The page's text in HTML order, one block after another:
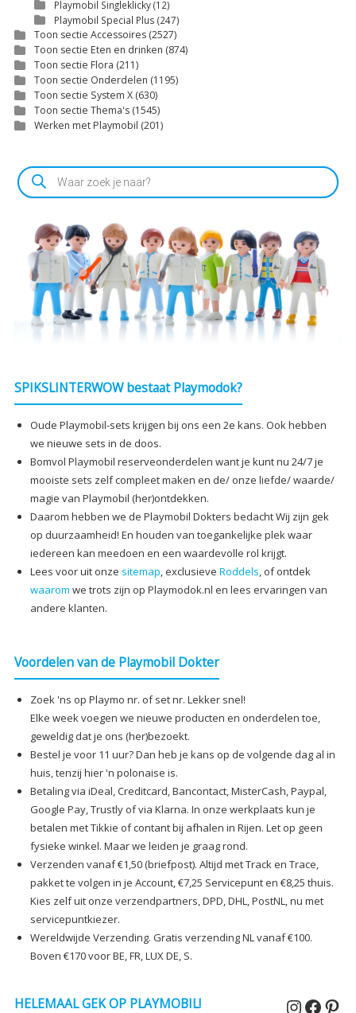
Playmobil Singleklicky(12)
Playmobil Special Plus (247)
Toon sectie Accessoires (2527)
Toon sectie Eten en drinken (874)
Toon sectie Flora (211)
Toon sectie Onderdelen (1195)
Toon sectie System X (630)
Toon sectie Thema's (1545)
Werken met Playmobil (201)
Producten
zoeken
SPIKSLINTERWOW bestaat Playmodok?
Oude Playmobil-sets krijgen bij ons een 2e kans. Ook hebben
we nieuwe sets in de doos.
Bomvol Playmobil reserveonderdelen want je kunt nu 24/7 je
mooiste sets zelf compleet maken en de/ onze liefde/ waarde/
magie van Playmobil (her)ontdekken.
Daarom hebben we de Playmobil Dokters bedacht Wij zijn gek
op duurzaamheid! En houden van toegankelijke plek waar
iedereen kan meedoen en een waardevolle rol krijgt.
Lees voor uit onze sitemap, exclusieve Roddels, of ontdek
waarom we trots zijn op Playmodok.nl en lees ervaringen van
andere klanten.
Voordelen van de Playmobil Dokter
Zoek 'ns op Playmo nr. of set nr. Lekker snel!
Elke week voegen we nieuwe producten en onderdelen toe,
geweldig dat je ons (her)bezoekt.
Bestel je voor 11 uur? Dan heb je kans op de volgende dag al in
huis, tenzij hier 'n polonaise is.
Betaling via iDeal, Creditcard, Bancontact, MisterCash, Paypal,
Google Pay, Trustly of via Klarna. In onze werkplaats kun je
betalen met Tikkie of contant bij afhalen in Rijen. Let op geen
fysieke winkel. Maar we leiden je graag rond.
Verzenden vanaf €1,50 (briefpost). Altijd met Track en Trace,
pakket te volgen in je Account, €7,25 Servicepunt en €8,25 thuis.
Kies zelf uit onze verzendpartners, DPD, DHL, PostNL, nu met
servicepuntkiezer.
Wereldwijde Verzending. Gratis verzending NL vanaf €100.
Boven €170 voor BE, FR, LUX DE, S.
HELEMAAL GEK OP PLAYMOBIL!